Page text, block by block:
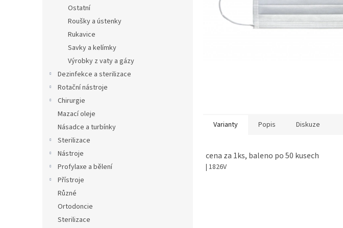
Ostatní
Roušky a ústenky
Rukavice
Savky a kelímky
Výrobky z vaty a gázy
Dezinfekce a sterilizace
Rotační nástroje
Chirurgie
Mazací oleje
Násadce a turbínky
Sterilizace
Nástroje
Profylaxe a bělení
Přístroje
Různé
Ortodoncie
Sterilizace
Varianty Popis Diskuze
cena za 1ks, baleno po 50 kusech
| 1826V